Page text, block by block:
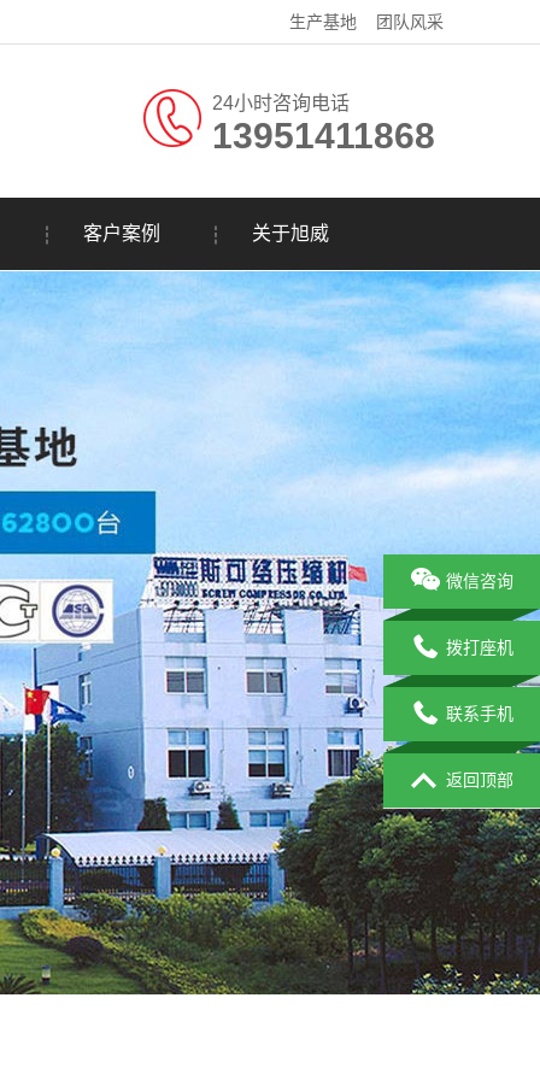
生产基地 团队风采
24小时咨询电话
13951411868
客户案例 关于旭威
微信咨询
拨打座机
联系手机
返回顶部